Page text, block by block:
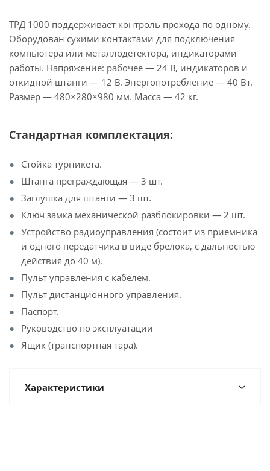
TPД 1000 поддерживает контроль прохода по одному.
Оборудован сухими контактами для подключения
компьютера или металлодетектора, индикаторами
работы. Напряжение: рабочее — 24 В, индикаторов и
откидной штанги — 12 В. Энергопотребление — 40 Вт.
Размер — 480×280×980 мм. Масса — 42 кг.
Стандартная комплектация:
Стойка турникета.
Штанга преграждающая — 3 шт.
Заглушка для штанги — 3 шт.
Ключ замка механической разблокировки — 2 шт.
Устройство радиоуправления (состоит из приемника
и одного передатчика в виде брелока, с дальностью
действия до 40 м).
Пульт управления с кабелем.
Пульт дистанционного управления.
Паспорт.
Руководство по эксплуатации
Ящик (транспортная тара).
Характеристики